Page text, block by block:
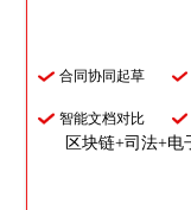
合同协同起草
智能文档对比
区块链+司法+